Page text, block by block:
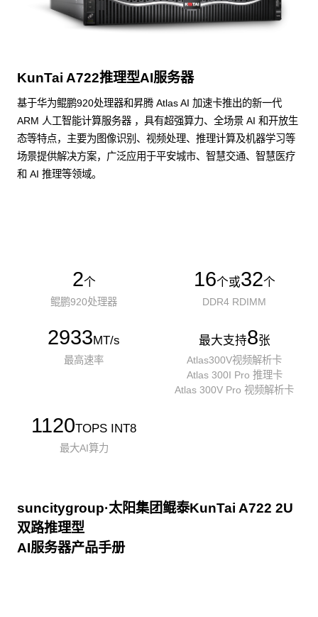
KunTai A722推理型AI服务器
基于华为鲲鹏920处理器和昇腾 Atlas AI 加速卡推出的新一代
ARM 人工智能计算服务器 ，具有超强算力、全场景 AI 和开放生
态等特点，主要为图像识别、视频处理、推理计算及机器学习等
场景提供解决方案，广泛应用于平安城市、智慧交通、智慧医疗
和 AI 推理等领域。
2个
鲲鹏920处理器
16个或32个
DDR4 RDIMM
2933MT/s
最高速率
最大支持8张
Atlas300V视频解析卡
Atlas 300I Pro 推理卡
Atlas 300V Pro 视频解析卡
1120TOPS INT8
最大AI算力
suncitygroup·太阳集团鲲泰KunTai A722 2U
双路推理型
AI服务器产品手册